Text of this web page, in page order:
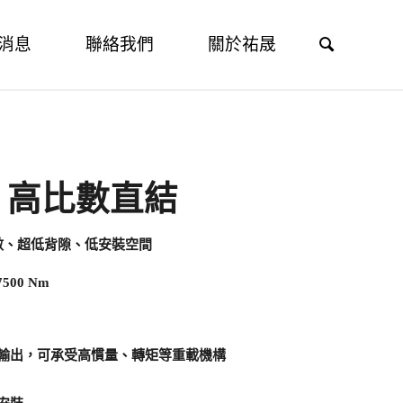
息 聯絡我們 關於祐晟
比數直結
超低背隙、低安裝空間
Nm
出，可承受高慣量、轉矩等重載機構